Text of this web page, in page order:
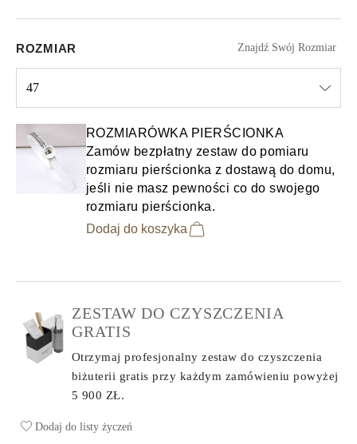
ROZMIAR Znajdź Swój Rozmiar
47
ROZMIARÓWKA PIERŚCIONKA
Zamów bezpłatny zestaw do pomiaru
rozmiaru pierścionka z dostawą do domu,
jeśli nie masz pewności co do swojego
rozmiaru pierścionka.
Dodaj do koszyka
ZESTAW DO CZYSZCZENIA
GRATIS
Otrzymaj profesjonalny zestaw do czyszczenia
biżuterii gratis przy każdym zamówieniupowyżej
5 900 ZŁ.
Dodaj do listy życzeń